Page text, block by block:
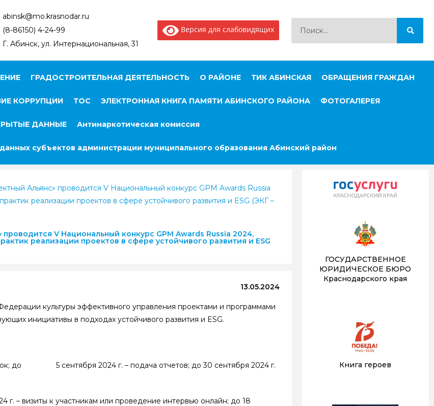
abinsk@mo.krasnodar.ru
(8-86150) 4-24-99
Г. Абинск, ул. Интернациональная, 31
Версия для слабовидящих
ГРАДОСТРОИТЕЛЬНАЯ ДЕЯТЕЛЬНОСТЬ О РАЙОНЕ ТИК АБИНСКАЯ ОБРАЩЕНИЯ ГРАЖДАН
КОРРУПЦИИ ТОС ЭЛЕКТРОННАЯ КНИГА ПАМЯТИ АБИНСКОГО РАЙОНА ФОТОГАЛЕРЕЯ
ДАННЫЕ Антинаркотическая комиссия
субъектов администрации муниципального образования Абинский район
Альянс» проводится V Национальный конкурс GPM Awards Russia
реализации проектов в сфере устойчивого развития и ESG (ЭКГ –
V Национальный конкурс GPM Awards Russia 2024,
реализации проектов в сфере устойчивого развития и ESG
13.05.2024
культуры эффективного управления проектами и программами
инициативы в подходах устойчивого развития и ESG.
до 5 сентября 2024 г. – подача отчетов; до 30 сентября 2024 г.
г. – визиты к участникам или проведение интервью онлайн; до 18
ГОСУДАРСТВЕННОЕ
ЮРИДИЧЕСКОЕ БЮРО
Краснодарского края
Книга героев